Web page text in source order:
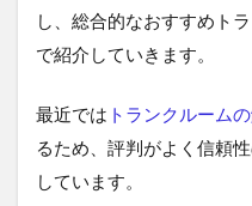
し、総合的なおすすめト
で紹介していきます。
最近では トランクルーム
るため、評判がよく信頼
しています。